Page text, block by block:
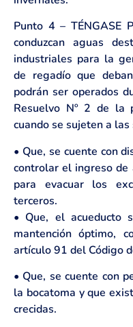
Punto 4 – TÉNGASE
conduzcan aguas
industriales para la
de regadío que
podrán ser operados
Resuelvo Nº 2 de la
cuando se sujeten a
• Que, se cuente con
controlar el ingreso de
para evacuar los
terceros.
• Que, el acueducto
mantención óptimo,
artículo 91 del Código
• Que, se cuente con
la bocatoma y que
crecidas.